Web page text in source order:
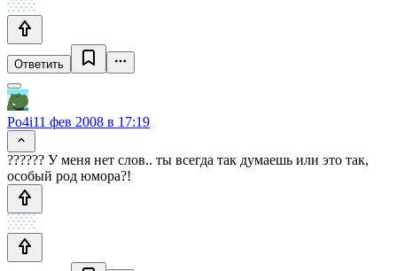
Ответить
Po4i11 фев 2008 в 17:19
?????? У меня нет слов.. ты всегда так думаешь или это так,
особый род юмора?!